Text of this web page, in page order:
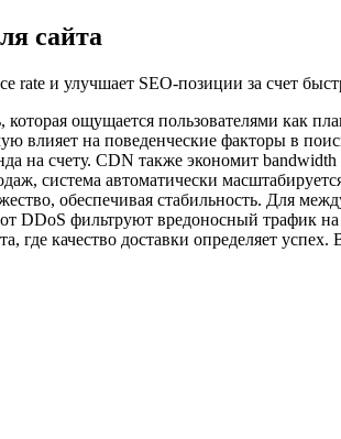
сайта
rate и улучшает SEO-позиции за счет
ощущается пользователями как
влияет на поведенческие факторы в
на счету. CDN также экономит
система автоматически
обеспечивая стабильность. Для
DDoS фильтруют вредоносный трафик
качество доставки определяет